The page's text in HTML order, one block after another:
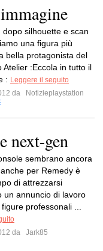
dopo silhouette e scan
una figura più
bella protagonista del
Atelier :Eccola in tutto il
: Leggere il seguito
da
Notizieplaystation
next-gen
sembrano ancora
per Remedy è
di attrezzarsi
un annuncio di lavoro
professonali ...
da
Jark85